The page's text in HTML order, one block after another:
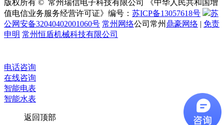
版权所有 © 常州瑞信电子科技有限公司 《中华人民共和国增
值电信业务服务经营许可证》编号： 苏ICP备13057618号
苏
公网安备32040402001060号 常州网络公司常州 鼎豪网络 | 免责
申明 常州恒盾机械科技有限公司
电话咨询
在线咨询
智能电表
智能水表
返回顶部